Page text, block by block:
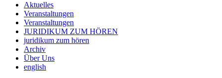
Aktuelles
Veranstaltungen
Veranstaltungen
JURIDIKUM ZUM HÖREN
juridikum zum hören
Archiv
Über Uns
english